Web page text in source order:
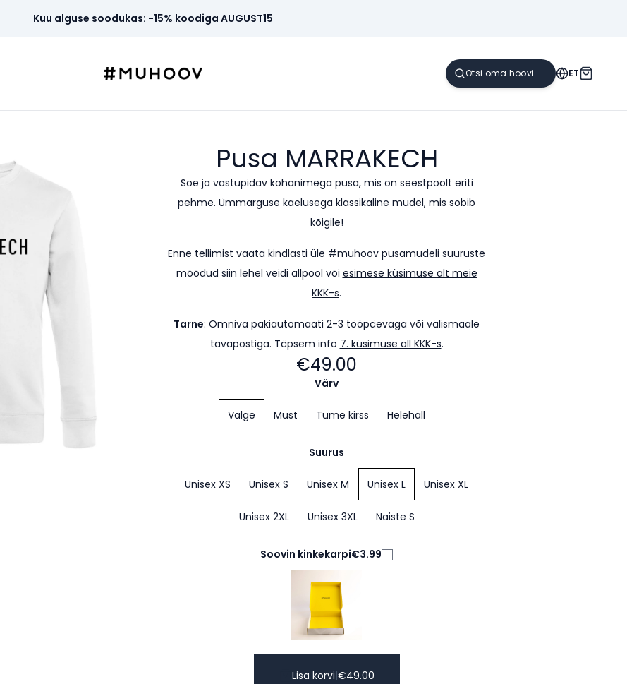
Kuu alguse soodukas: -15% koodiga AUGUST15
ET
Pusa MARRAKECH
Soe ja vastupidav kohanimega pusa, mis on seestpoolt eriti
pehme. Ümmarguse kaelusega klassikaline mudel, mis sobib
kõigile!
Enne tellimist vaata kindlasti üle #muhoov pusamudeli suuruste
mõõdud siin lehel veidi allpool või esimese küsimuse alt meie
KKK-s.
Tarne: Omniva pakiautomaati 2-3 tööpäevaga või välismaale
tavapostiga. Täpsem info 7. küsimuse all KKK-s.
€49.00
Värv
Valge Must Tume kirss Helehall
Suurus
Unisex XS Unisex S Unisex M Unisex L Unisex XL
Unisex 2XL Unisex 3XL Naiste S
Soovin kinkekarpi€3.99
Lisa korvi|€49.00